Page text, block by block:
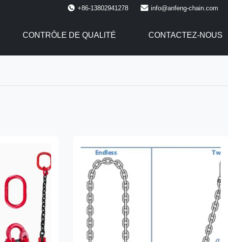
+86-13802941278 info@anfeng-chain.com
CONTRÔLE DE QUALITÉ CONTACTEZ-NOUS